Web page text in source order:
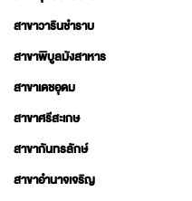
สาขาวารินชำราบ
สาขาพิบูลมังสาหาร
สาขาเดชอุดม
สาขาศรีสะเกษ
สาขากันทรลักษ์
สาขาอำนาจเจริญ